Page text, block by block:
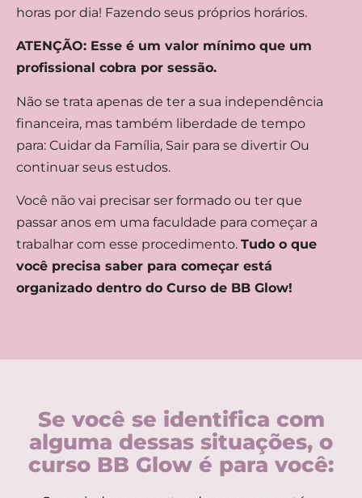
horas por dia! Fazendo seus próprios horários.
ATENÇÃO: Esse é um valor mínimo que um
profissional cobra por sessão.
Não se trata apenas de ter a sua independência
financeira, mas também liberdade de tempo
para: Cuidar da Família, Sair para se divertir Ou
continuar seus estudos.
Você não vai precisar ser formado ou ter que
passar anos em uma faculdade para começar a
trabalhar com esse procedimento. Tudo o que
você precisa saber para começar está
organizado dentro do Curso de BB Glow!
Se você se identifica com
alguma dessas situações, o
curso BB Glow é para você: